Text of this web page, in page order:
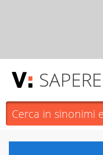
SAPERE